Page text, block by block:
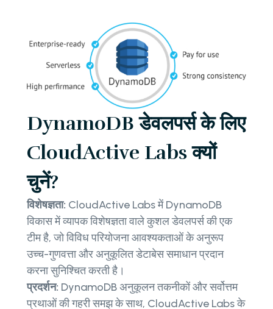
DynamoDB डेवलपर्स के लिए
CloudActive Labs क्यों
चुनें?
विशेषज्ञता: CloudActive Labs में DynamoDB
विकास में व्यापक विशेषज्ञता वाले कुशल डेवलपर्स की एक
टीम है, जो विविध परियोजना आवश्यकताओं के अनुरूप
उच्च-गुणवत्ता और अनुकूलित डेटाबेस समाधान प्रदान
करना सुनिश्चित करती है।
प्रदर्शन: DynamoDB अनुकूलन तकनीकों और सर्वोत्तम
प्रथाओं की गहरी समझ के साथ, CloudActive Labs के